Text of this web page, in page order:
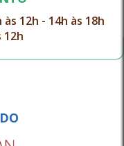
12h - 14h às 18h
12h